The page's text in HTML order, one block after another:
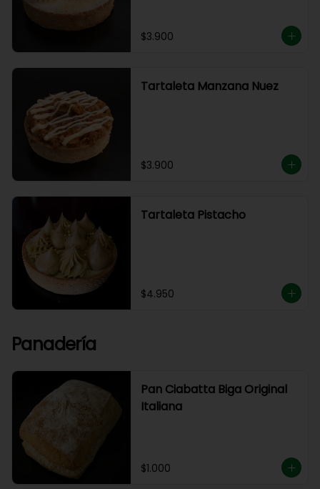
$3.900
Tartaleta Manzana Nuez
$3.900
Tartaleta Pistacho
$4.950
Panadería
Pan Ciabatta Biga Original
Italiana
$1.000